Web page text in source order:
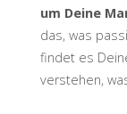
um Deine
das, was
findet es
verstehen,